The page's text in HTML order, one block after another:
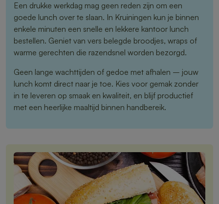
Een drukke werkdag mag geen reden zijn om een
goede lunch over te slaan. In Kruiningen kun je binnen
enkele minuten een snelle en lekkere kantoor lunch
bestellen. Geniet van vers belegde broodjes, wraps of
warme gerechten die razendsnel worden bezorgd.
Geen lange wachttijden of gedoe met afhalen – jouw
lunch komt direct naar je toe. Kies voor gemak zonder
in te leveren op smaak en kwaliteit, en blijf productief
met een heerlijke maaltijd binnen handbereik.